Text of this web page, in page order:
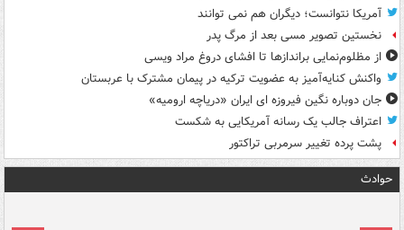
آمریکا نتوانست؛ دیگران هم نمی توانند
نخستین تصویر مسی بعد از مرگ پدر
از مظلوم‌نمایی براندازها تا افشای دروغ مراد ویسی
واکنش کنایه‌آمیز به عضویت ترکیه در پیمان مشترک با عربستان
جان دوباره نگین فیروزه ای ایران «دریاچه ارومیه»
اعتراف جالب یک رسانه آمریکایی به شکست
پشت پرده تغییر سرمربی تراکتور
حوادث